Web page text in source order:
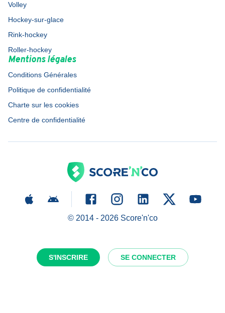
S'INSCRIRE SE CONNECTER
Volley
Hockey-sur-glace
Rink-hockey
Roller-hockey
Mentions légales
Conditions Générales
Politique de confidentialité
Charte sur les cookies
Centre de confidentialité
© 2014 - 2026Score'n'co